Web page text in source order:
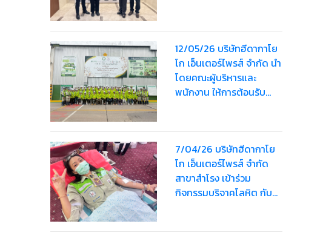
version 2026 และ ร่วมรับ
มอบป้ายอคิลิกจาก
Southeast Asia
Certification and
Sustainability Manager
12/05/26 บริษัทฮีดากาโย
โก เอ็นเตอร์ไพรส์ จำกัด นำ
โดยคณะผู้บริหารและ
พนักงาน ให้การต้อนรับ
จังหวัดลพบุรี และ
สำนักงานอุตสาหกรรม
จังหวัดสระบุรี
7/04/26 บริษัทฮีดากาโย
โก เอ็นเตอร์ไพรส์ จำกัด
สาขาสำโรง เข้าร่วม
กิจกรรมบริจาคโลหิต กับ